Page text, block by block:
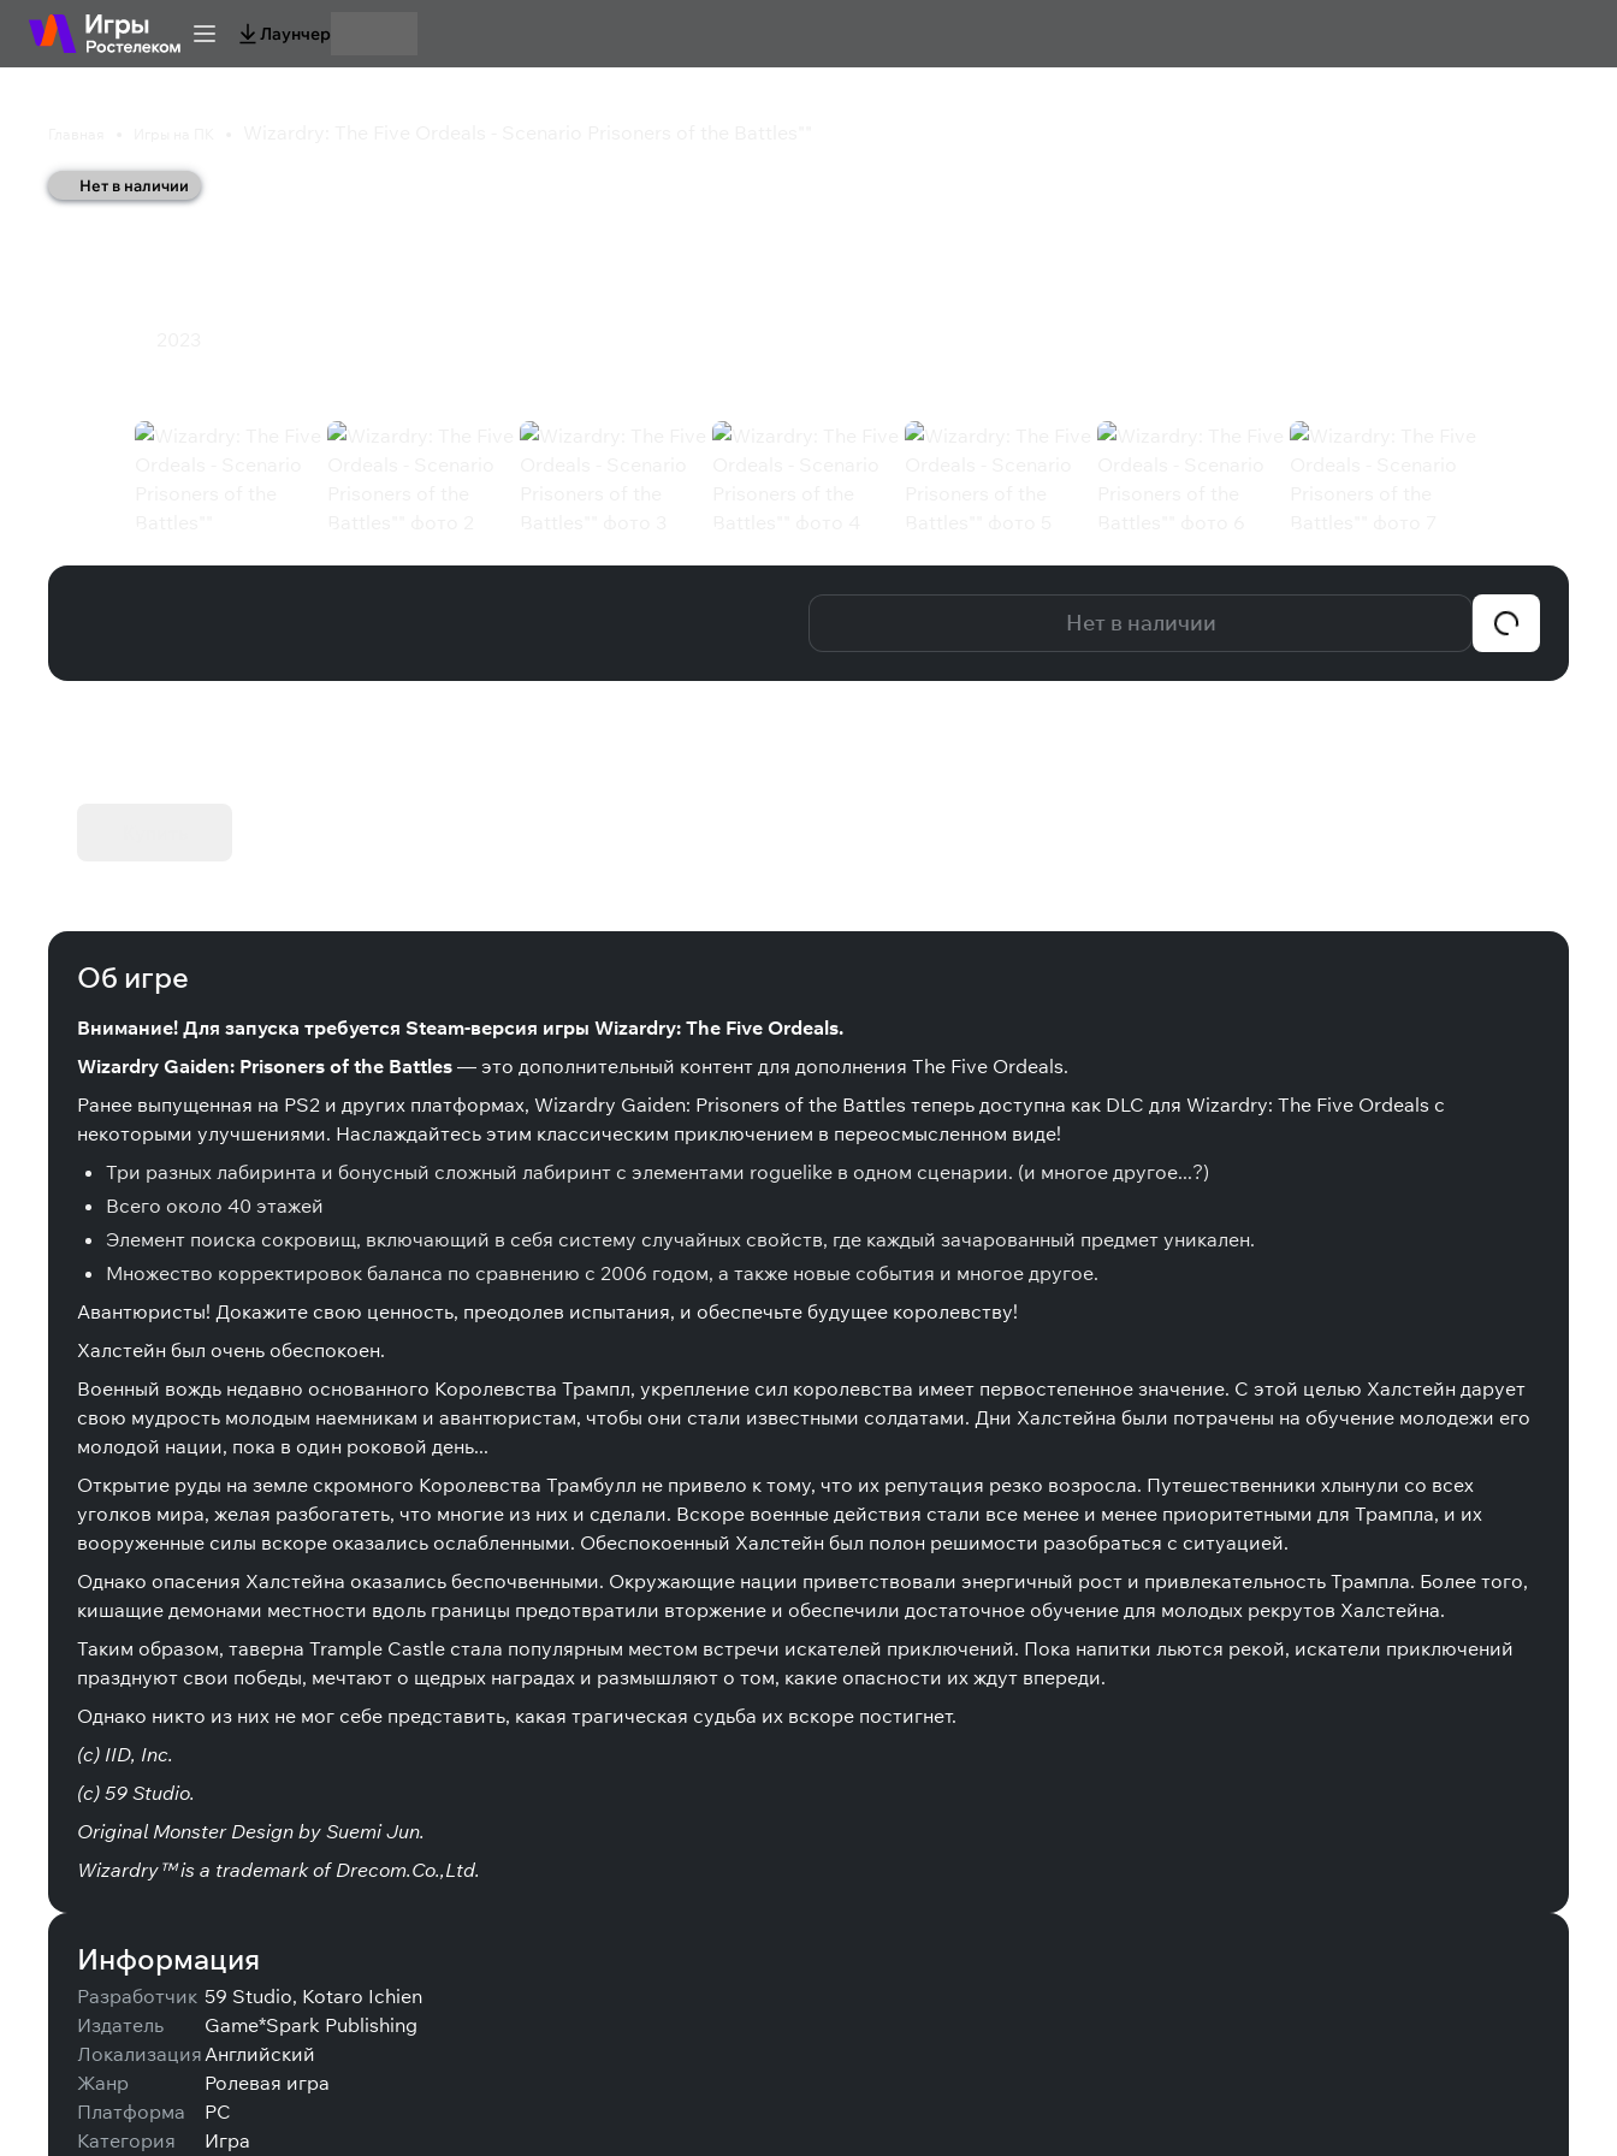
Лаунчер
Нет в наличии
Нет в наличии
Об игре
Внимание! Для запуска требуется Steam-версия игры Wizardry: The Five Ordeals.
Wizardry Gaiden: Prisoners of the Battles — это дополнительный контент для дополнения The Five Ordeals.
Ранее выпущенная на PS2 и других платформах, Wizardry Gaiden: Prisoners of the Battles теперь доступна как DLC для Wizardry: The Five Ordeals с
некоторыми улучшениями. Наслаждайтесь этим классическим приключением в переосмысленном виде!
Три разных лабиринта и бонусный сложный лабиринт с элементами roguelike в одном сценарии. (и многое другое...?)
Всего около 40 этажей
Элемент поиска сокровищ, включающий в себя систему случайных свойств, где каждый зачарованный предмет уникален.
Множество корректировок баланса по сравнению с 2006 годом, а также новые события и многое другое.
Авантюристы! Докажите свою ценность, преодолев испытания, и обеспечьте будущее королевству!
Халстейн был очень обеспокоен.
Военный вождь недавно основанного Королевства Трампл, укрепление сил королевства имеет первостепенное значение. С этой целью Халстейн дарует
свою мудрость молодым наемникам и авантюристам, чтобы они стали известными солдатами. Дни Халстейна были потрачены на обучение молодежи его
молодой нации, пока в один роковой день...
Открытие руды на земле скромного Королевства Трамбулл не привело к тому, что их репутация резко возросла. Путешественники хлынули со всех
уголков мира, желая разбогатеть, что многие из них и сделали. Вскоре военные действия стали все менее и менее приоритетными для Трампла, и их
вооруженные силы вскоре оказались ослабленными. Обеспокоенный Халстейн был полон решимости разобраться с ситуацией.
Однако опасения Халстейна оказались беспочвенными. Окружающие нации приветствовали энергичный рост и привлекательность Трампла. Более того,
кишащие демонами местности вдоль границы предотвратили вторжение и обеспечили достаточное обучение для молодых рекрутов Халстейна.
Таким образом, таверна Trample Castle стала популярным местом встречи искателей приключений. Пока напитки льются рекой, искатели приключений
празднуют свои победы, мечтают о щедрых наградах и размышляют о том, какие опасности их ждут впереди.
Однако никто из них не мог себе представить, какая трагическая судьба их вскоре постигнет.
(c) IID, Inc.
(c) 59 Studio.
Original Monster Design by Suemi Jun.
Wizardry™ is a trademark of Drecom.Co.,Ltd.
Информация
Разработчик 59 Studio, Kotaro Ichien
Издатель
Game*Spark Publishing
ЛокализацияАнглийский
Жанр
Ролевая игра
Платформа
PC
Категория
Игра